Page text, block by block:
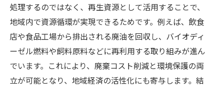
処理するのではなく、再生資源として活用することで、
地域内で資源循環が実現できるためです。例えば、飲食
店や食品工場から排出される廃油を回収し、バイオディ
ーゼル燃料や飼料原料などに再利用する取り組みが進ん
でいます。これにより、廃棄コスト削減と環境保護の両
立が可能となり、地域経済の活性化にも寄与します。結